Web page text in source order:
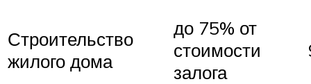
Строительство
жилого дома
до 75% от
стоимости
залога